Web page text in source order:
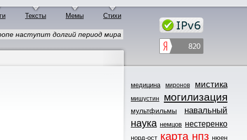
Тексты Мемы Стихи
наступит долгий период мира
медицина миронов мистика
мишустин могилизация
мультфильмы навальный
наука немцов нестеренко
норд-ост карта нпз нюен